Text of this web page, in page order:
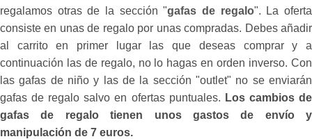
regalamos otras de la sección "gafas de regalo". La oferta
consiste en unas de regalo por unas compradas. Debes añadir
al carrito en primer lugar las que deseas comprar y a
continuación las de regalo, no lo hagas en orden inverso. Con
las gafas de niño y las de la sección "outlet" no se enviarán
gafas de regalo salvo en ofertas puntuales. Los cambios de
gafas de regalo tienen unos gastos de envío y
manipulación de 7 euros.